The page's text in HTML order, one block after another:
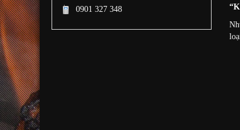
0901 327 348